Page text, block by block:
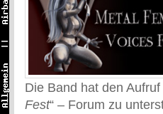
Die Band hat den
Fest“ – Forum zu